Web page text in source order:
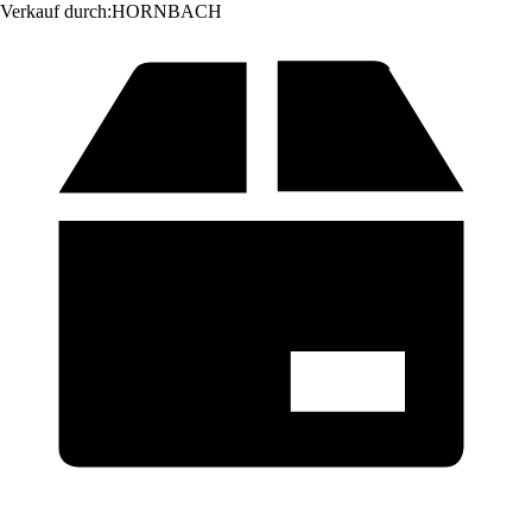
Verkauf durch:HORNBACH